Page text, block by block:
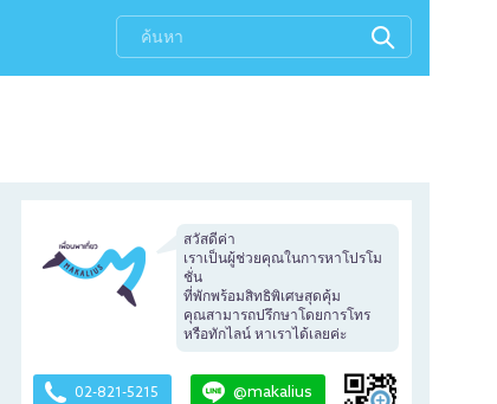
สวัสดีค่า
เราเป็นผู้ช่วยคุณในการหาโปรโม
ชั่น
ที่พักพร้อมสิทธิพิเศษสุดคุ้ม
คุณสามารถปรึกษาโดยการโทร
หรือทักไลน์ หาเราได้เลยค่ะ
02-821-5215 @makalius